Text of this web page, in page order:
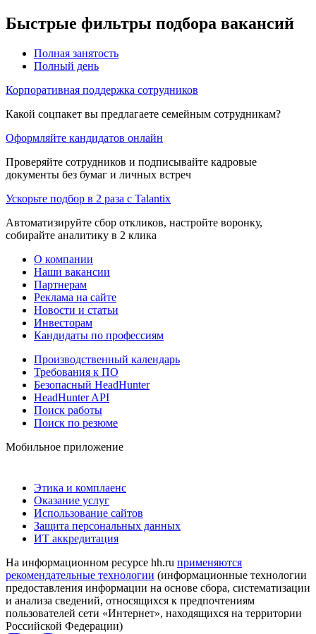
Быстрые фильтры подбора вакансий
Полная занятость
Полный день
Корпоративная поддержка сотрудников
Какой соцпакет вы предлагаете семейным сотрудникам?
Оформляйте кандидатов онлайн
Проверяйте сотрудников и подписывайте кадровые
документы без бумаг и личных встреч
Ускорьте подбор в 2 раза с Talantix
Автоматизируйте сбор откликов, настройте воронку,
собирайте аналитику в 2 клика
О компании
Наши вакансии
Партнерам
Реклама на сайте
Новости и статьи
Инвесторам
Кандидаты по профессиям
Производственный календарь
Требования к ПО
Безопасный HeadHunter
HeadHunter API
Поиск работы
Поиск по резюме
Мобильное приложение
Этика и комплаенс
Оказание услуг
Использование сайтов
Защита персональных данных
ИТ аккредитация
На информационном ресурсе hh.ru применяются
рекомендательные технологии (информационные технологии
предоставления информации на основе сбора, систематизации
и анализа сведений, относящихся к предпочтениям
пользователей сети «Интернет», находящихся на территории
Российской Федерации)